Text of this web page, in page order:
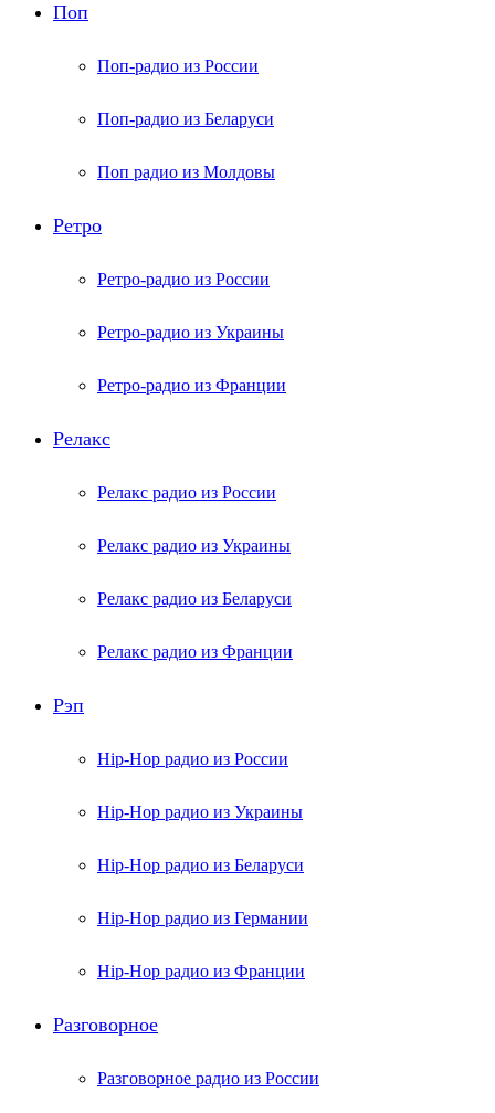
Поп
Поп-радио из России
Поп-радио из Беларуси
Поп радио из Молдовы
Ретро
Ретро-радио из России
Ретро-радио из Украины
Ретро-радио из Франции
Релакс
Релакс радио из России
Релакс радио из Украины
Релакс радио из Беларуси
Релакс радио из Франции
Рэп
Hip-Hop радио из России
Hip-Hop радио из Украины
Hip-Hop радио из Беларуси
Hip-Hop радио из Германии
Hip-Hop радио из Франции
Разговорное
Разговорное радио из России